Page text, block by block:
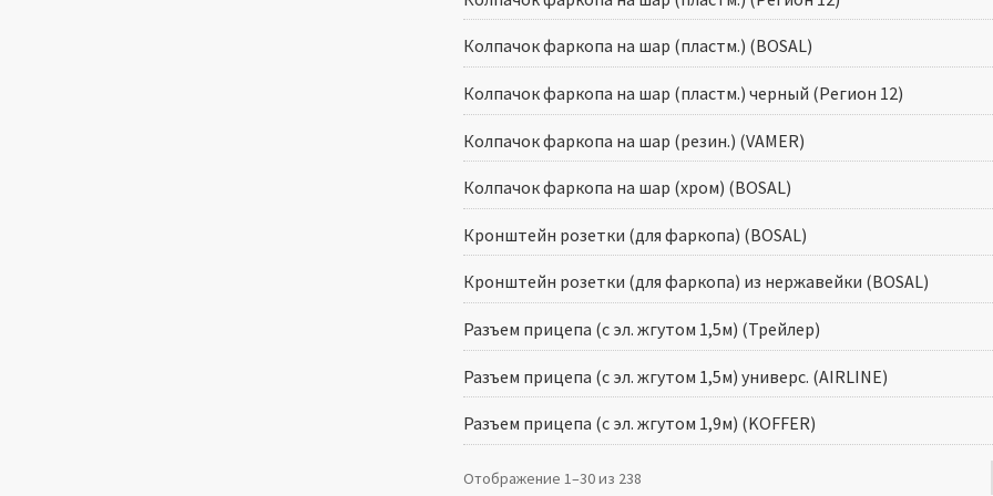
Колпачок фаркопа на шар (пластм.) (BOSAL)
Колпачок фаркопа на шар (пластм.) черный (Регион 12)
Колпачок фаркопа на шар (резин.) (VAMER)
Колпачок фаркопа на шар (хром) (BOSAL)
Кронштейн розетки (для фаркопа) (BOSAL)
Кронштейн розетки (для фаркопа) из нержавейки (BOSAL)
Разъем прицепа (с эл. жгутом 1,5м) (Трейлер)
Разъем прицепа (с эл. жгутом 1,5м) универс. (AIRLINE)
Разъем прицепа (с эл. жгутом 1,9м) (KOFFER)
Отображение 1–30 из 238